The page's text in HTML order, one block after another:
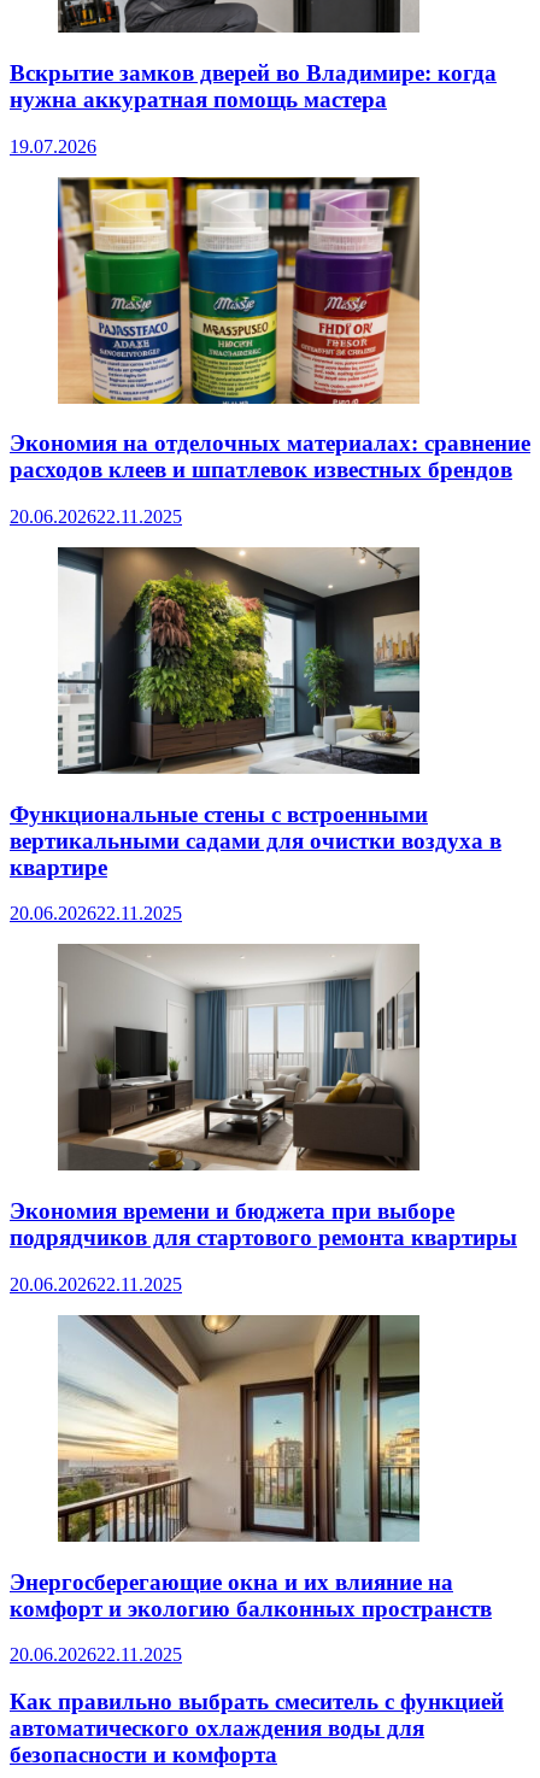
Вскрытие замков дверей во Владимире: когда
нужна аккуратная помощь мастера
19.07.2026
Экономия на отделочных материалах: сравнение
расходов клеев и шпатлевок известных брендов
20.06.202622.11.2025
Функциональные стены с встроенными
вертикальными садами для очистки воздуха в
квартире
20.06.202622.11.2025
Экономия времени и бюджета при выборе
подрядчиков для стартового ремонта квартиры
20.06.202622.11.2025
Энергосберегающие окна и их влияние на
комфорт и экологию балконных пространств
20.06.202622.11.2025
Как правильно выбрать смеситель с функцией
автоматического охлаждения воды для
безопасности и комфорта